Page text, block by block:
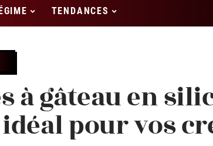
TENDANCES
à gâteau en
pour vos